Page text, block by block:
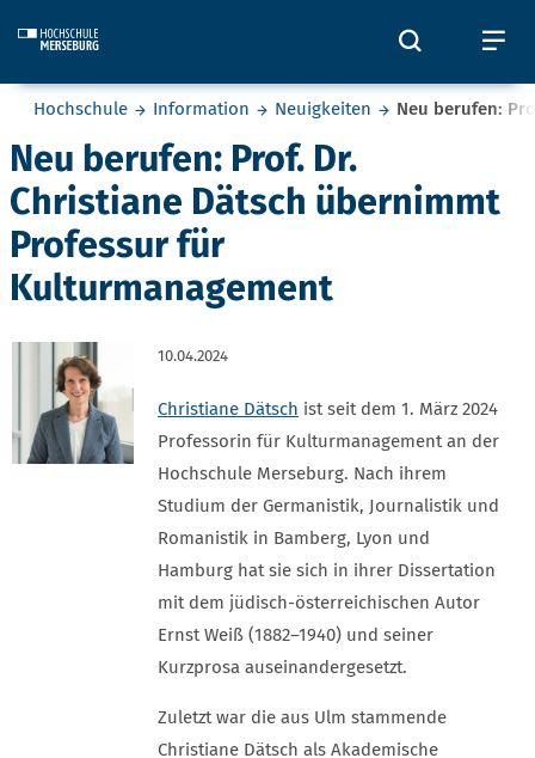
Öffnet
Sie befinden sich hier:
Hochschule Information Neuigkeiten Neu berufen:
Neu berufen: Prof. Dr.
Christiane Dätsch übernimmt
Professur für
Kulturmanagement
10.04.2024
Christiane Dätsch ist seit dem 1. März 2024
Professorin für Kulturmanagement an der
Hochschule Merseburg. Nach ihrem
Studium der Germanistik, Journalistik und
Romanistik in Bamberg, Lyon und
Hamburg hat sie sich in ihrer Dissertation
mit dem jüdisch-österreichischen Autor
Ernst Weiß (1882–1940) und seiner
Kurzprosa auseinandergesetzt.
Zuletzt war die aus Ulm stammende
Christiane Dätsch als Akademische